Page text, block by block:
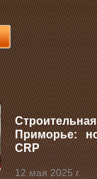
Приморье:
CRP
12 мая 2025 г.